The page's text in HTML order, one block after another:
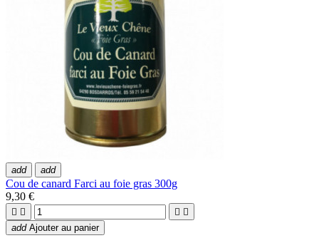
add add
Cou de canard Farci au foie gras 300g
9,30 €
   
add Ajouter au panier